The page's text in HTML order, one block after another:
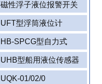
磁性浮子液位报警开关
UFT型浮筒液位计
HB-SPCG型自力式
UHB型船用液位传感器
UQK-01/02/0